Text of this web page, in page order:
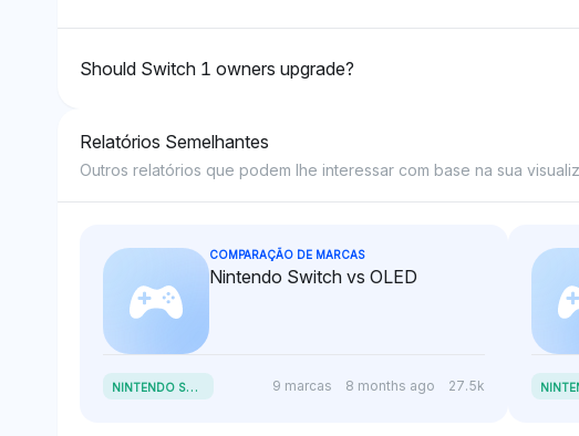
Should Switch 1 owners upgrade?
Relatórios Semelhantes
Outros relatórios que podem lhe interessar com base na sua
COMPARAÇÃO DE MARCAS
Nintendo Switch vs OLED
N
INTENDO SWITCH VS OLED 9 marcas 8 months ago 27.5k